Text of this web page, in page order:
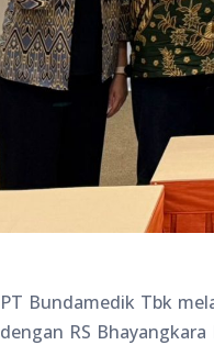
PT Bundamedik Tbk
dengan RS